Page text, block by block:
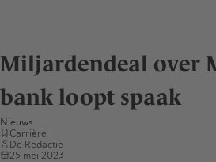
Miljardendeal over
bank loopt spaak
Nieuws
Carrière
De Redactie
25 mei 2023